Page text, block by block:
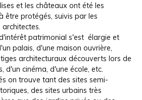
et les châteaux ont été les
être protégés, suivis par les
patrimonial s'est élargie et
palais, d'une maison ouvrière,
architecturaux découverts lors de
d'un cinéma, d'une école, etc.
on trouve tant des sites semi-
des sites urbains très